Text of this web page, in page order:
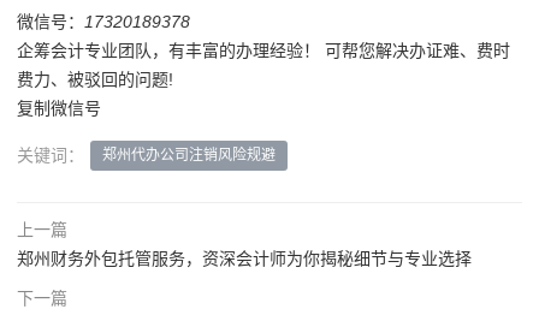
微信号：
17320189378
企筹会计专业团队，有丰富的办理经验！ 可帮您解决办证难、费时
费力、被驳回的问题!
复制微信号
关键词： 郑州代办公司注销风险规避
上一篇
郑州财务外包托管服务，资深会计师为你揭秘细节与专业选择
下一篇